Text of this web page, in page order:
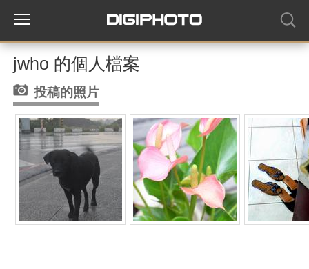
jwho 的個人檔案
投稿的照片